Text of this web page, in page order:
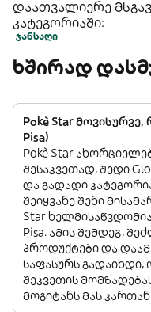
დაათვალიერე
კატეგორიაში:
ჯანსაღი
ხშირად
Pokè Star
Pisa)
Pokè Star
შესაკვეთად, შედი
და გადადი
შეიყვანე შენი
Star
Pisa. ამის შემდეგ,
პროდუქტები და
საფასურს გადაიხდი,
შეკვეთის
მოგიტანს მას